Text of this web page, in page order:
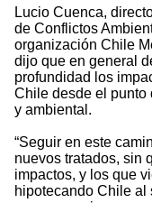
Lucio Cuenca,
de Conflictos
organización Chile
dijo que en general
profundidad los
Chile desde el punto
y ambiental.
“Seguir en este
nuevos tratados, sin
impactos, y los que
hipotecando Chile al